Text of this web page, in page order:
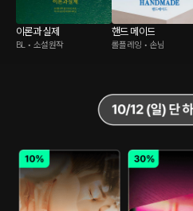
이론과 실제
BL • 소설원작
핸드 메이드
롤플레잉 • 손님